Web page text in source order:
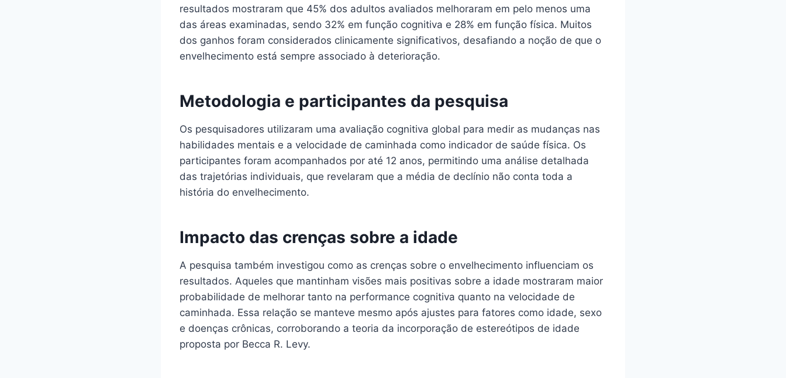
resultados mostraram que 45% dos adultos avaliados melhoraram em pelo menos uma
das áreas examinadas, sendo 32% em função cognitiva e 28% em função física. Muitos
dos ganhos foram considerados clinicamente significativos, desafiando a noção de que o
envelhecimento está sempre associado à deterioração.
Metodologia e participantes da pesquisa
Os pesquisadores utilizaram uma avaliação cognitiva global para medir as mudanças nas
habilidades mentais e a velocidade de caminhada como indicador de saúde física. Os
participantes foram acompanhados por até 12 anos, permitindo uma análise detalhada
das trajetórias individuais, que revelaram que a média de declínio não conta toda a
história do envelhecimento.
Impacto das crenças sobre a idade
A pesquisa também investigou como as crenças sobre o envelhecimento influenciam os
resultados. Aqueles que mantinham visões mais positivas sobre a idade mostraram maior
probabilidade de melhorar tanto na performance cognitiva quanto na velocidade de
caminhada. Essa relação se manteve mesmo após ajustes para fatores como idade, sexo
e doenças crônicas, corroborando a teoria da incorporação de estereótipos de idade
proposta por Becca R. Levy.